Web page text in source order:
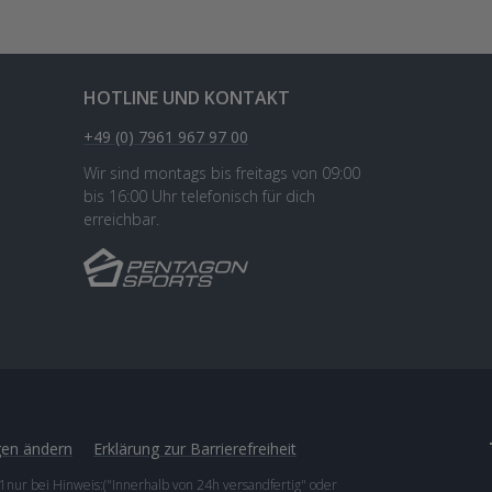
HOTLINE UND KONTAKT
+49 (0) 7961 967 97 00
Wir sind montags bis freitags von 09:00
bis 16:00 Uhr telefonisch für dich
erreichbar.
ändern Erklärung zur Barrierefreiheit
bei Hinweis:("Innerhalb von 24h versandfertig" oder